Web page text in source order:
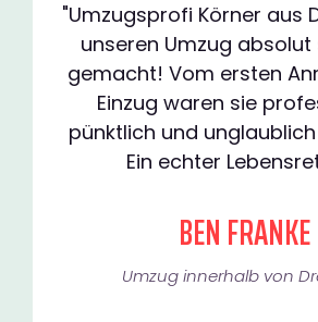
"Umzugsprofi Körner aus
unseren Umzug
gemacht! Vom ersten
Einzug waren sie
pünktlich und
Ein echter
BEN FRANKE
Umzug innerhalb von